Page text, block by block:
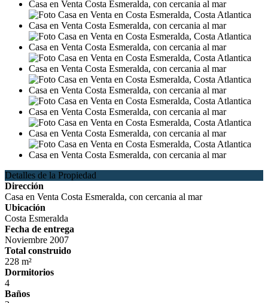
Detalles de la Propiedad
Dirección
Casa en Venta Costa Esmeralda, con cercania al mar
Ubicación
Costa Esmeralda
Fecha de entrega
Noviembre 2007
Total construido
228 m²
Dormitorios
4
Baños